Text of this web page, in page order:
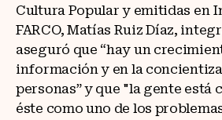
Cultura Popular y emitidas en
FARCO, Matías Ruiz Díaz,
aseguró que “hay un
información y en la
personas” y que "la gente está
éste como uno de los